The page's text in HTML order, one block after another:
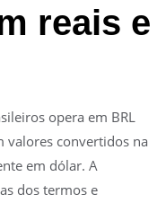
reais e
opera em BRL
valores convertidos na
em dólar. A
dos termos e